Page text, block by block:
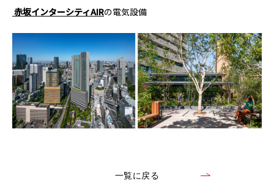
CONTACT
コンプライアンスポリシー プライバシーポリシー ご利用規約
赤坂インターシティAIRの電気設備
一覧に戻る